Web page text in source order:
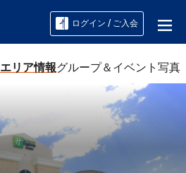
ログイン / ご入会
エリア情報グループ＆イベント 写真